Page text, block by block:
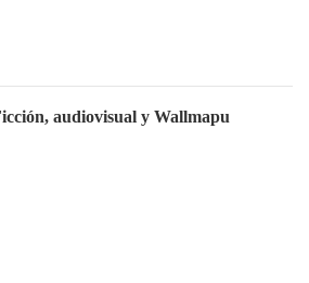
audiovisual y Wallmapu